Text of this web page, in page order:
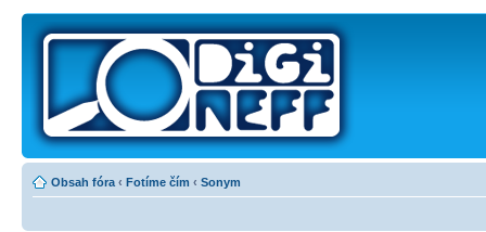
Obsah fóra ‹ Fotíme čím ‹ Sonym